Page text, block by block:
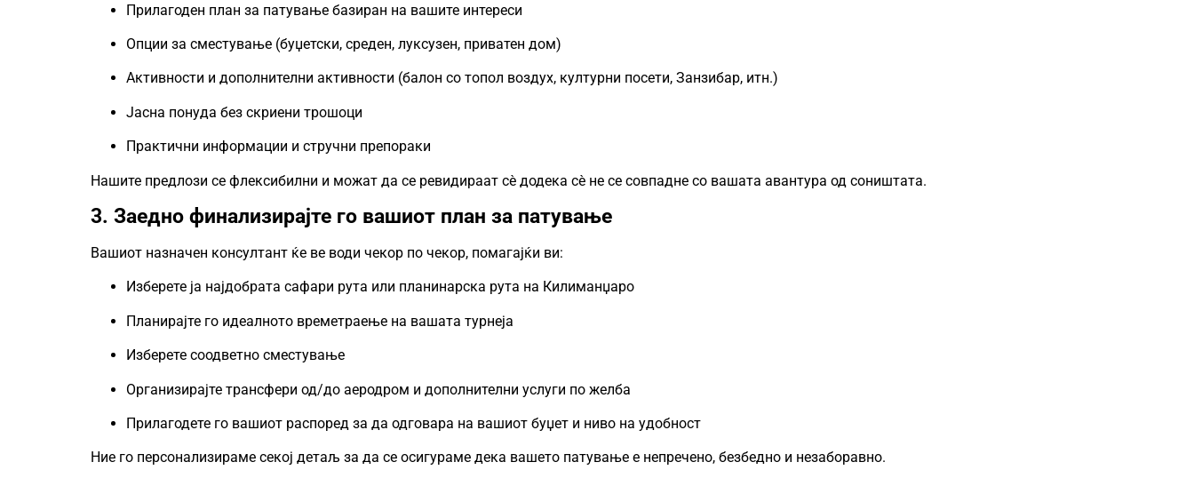
Прилагоден план за патување базиран на вашите интереси
Опции за сместување (буџетски, среден, луксузен, приватен дом)
Активности и дополнителни активности (балон со топол воздух, културни посети, Занзибар, итн.)
Јасна понуда без скриени трошоци
Практични информации и стручни препораки
Нашите предлози се флексибилни и можат да се ревидираат сè додека сè не се совпадне со вашата авантура од соништата.
3. Заедно финализирајте го вашиот план за патување
Вашиот назначен консултант ќе ве води чекор по чекор, помагајќи ви:
Изберете ја најдобрата сафари рута или планинарска рута на Килиманџаро
Планирајте го идеалното времетраење на вашата турнеја
Изберете соодветно сместување
Организирајте трансфери од/до аеродром и дополнителни услуги по желба
Прилагодете го вашиот распоред за да одговара на вашиот буџет и ниво на удобност
Ние го персонализираме секој детаљ за да се осигураме дека вашето патување е непречено, безбедно и незаборавно.